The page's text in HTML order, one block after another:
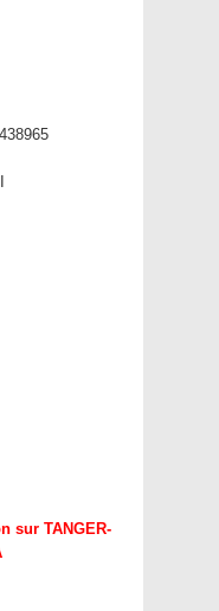
sur TANGER-